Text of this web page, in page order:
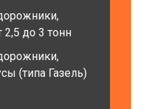
до 3 тонн
(типа Газель)